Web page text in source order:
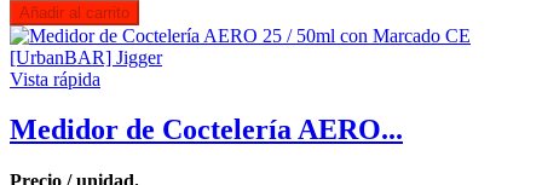
Añadir al carrito
Vista rápida
Medidor de Coctelería AERO...